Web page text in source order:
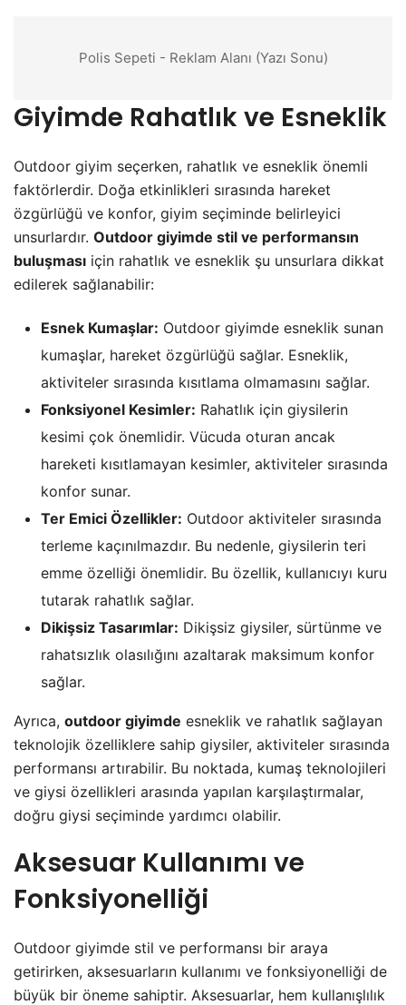
Polis Sepeti - Reklam Alanı (Yazı Sonu)
Giyimde Rahatlık ve Esneklik
Outdoor giyim seçerken, rahatlık ve esneklik önemli
faktörlerdir. Doğa etkinlikleri sırasında hareket
özgürlüğü ve konfor, giyim seçiminde belirleyici
unsurlardır. Outdoor giyimde stil ve performansın
buluşması için rahatlık ve esneklik şu unsurlara dikkat
edilerek sağlanabilir:
Esnek Kumaşlar: Outdoor giyimde esneklik sunan
kumaşlar, hareket özgürlüğü sağlar. Esneklik,
aktiviteler sırasında kısıtlama olmamasını sağlar.
Fonksiyonel Kesimler: Rahatlık için giysilerin
kesimi çok önemlidir. Vücuda oturan ancak
hareketi kısıtlamayan kesimler, aktiviteler sırasında
konfor sunar.
Ter Emici Özellikler: Outdoor aktiviteler sırasında
terleme kaçınılmazdır. Bu nedenle, giysilerin teri
emme özelliği önemlidir. Bu özellik, kullanıcıyı kuru
tutarak rahatlık sağlar.
Dikişsiz Tasarımlar: Dikişsiz giysiler, sürtünme ve
rahatsızlık olasılığını azaltarak maksimum konfor
sağlar.
Ayrıca, outdoor giyimde esneklik ve rahatlık sağlayan
teknolojik özelliklere sahip giysiler, aktiviteler sırasında
performansı artırabilir. Bu noktada, kumaş teknolojileri
ve giysi özellikleri arasında yapılan karşılaştırmalar,
doğru giysi seçiminde yardımcı olabilir.
Aksesuar Kullanımı ve
Fonksiyonelliği
Outdoor giyimde stil ve performansı bir araya
getirirken, aksesuarların kullanımı ve fonksiyonelliği de
büyük bir öneme sahiptir. Aksesuarlar, hem kullanışlılık